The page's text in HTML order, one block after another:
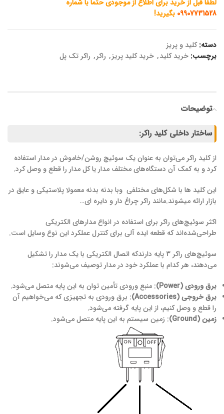
لطفا قبل از خرید برای اطلاع از موجودی حتما با شماره
09907731528 بگیرید!
دسته: کلید و پریز
برچسب: خرید کلید, خرید کلید پریز, راکر, راکر تک پل
توضیحات
ساختار داخلی کلید راکر:
از کلید راکر می‌توان به عنوان یک سوئیچ روشن/خاموش در مدار استفاده
کرد و به کمک آن دستگاه‌های مختلف مدار یا کل مدار را قطع و وصل کرد.
این کلید ها با شکل‌های مختلفی وبا بدنه بدنه معمولا پلاستیکی و عایق در
بازار ارائه میشوند.مانند راکر چراغ دار و دایره ای…
اکثر سوئیچ‌های راکر برای استفاده در انواع مدارهای الکتریکی
طراحی‌شده‌اند که قطعه ایده آلی برای کنترل عملکرد این نوع وسایل است.
سوئیچ‌های راکر 3 پایه دارندکه اتصال الکتریکی با یک مدار را تشکیل
می‌دهند، هر کدام با عملکرد خود در مدار توصیف می‌شوند:
برق ورودی (Power)
: منبع ورودی تأمین توان به این پایه متصل می‌شود.
برق خروجی (Accessories)
: برق ورودی به تجهیزی که می‌خواهیم آن
را قطع و وصل کنیم، از این پایه گرفته می‌شود.
زمین (Ground)
: زمین سیستم به این پایه متصل می‌شود.